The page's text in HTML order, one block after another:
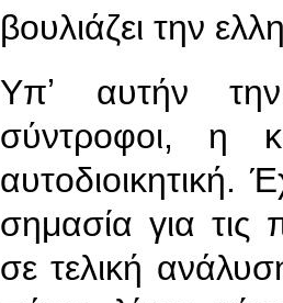
βουλιάζει την
Υπʼ αυτήν την
σύντροφοι, η
αυτοδιοικητική.
σημασία για τις
σε τελική